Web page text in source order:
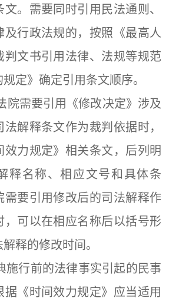
。需要同时引用民法通则、
及行政法规的，按照《最高人
判文书引用法律、法规等规范
定》确定引用条文顺序。
需要引用《修改决定》涉及
解释条文作为裁判依据时，
效力规定》相关条文，后列明
释名称、相应文号和具体条
需要引用修改后的司法解释作
，可以在相应名称后以括号形
释的修改时间。
行前的法律事实引起的民事
据《时间效力规定》应当适用